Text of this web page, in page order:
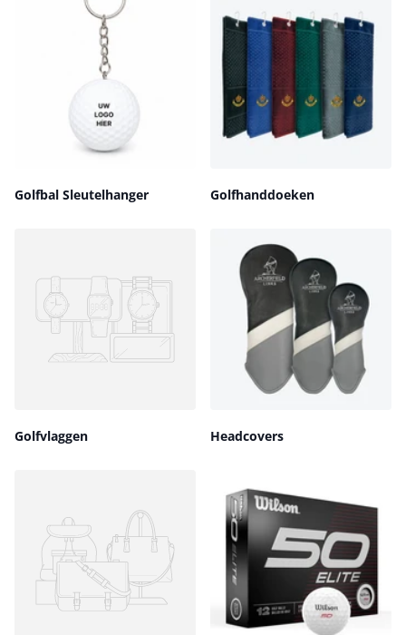
Golfbal Sleutelhanger Golfhanddoeken
Golfvlaggen Headcovers